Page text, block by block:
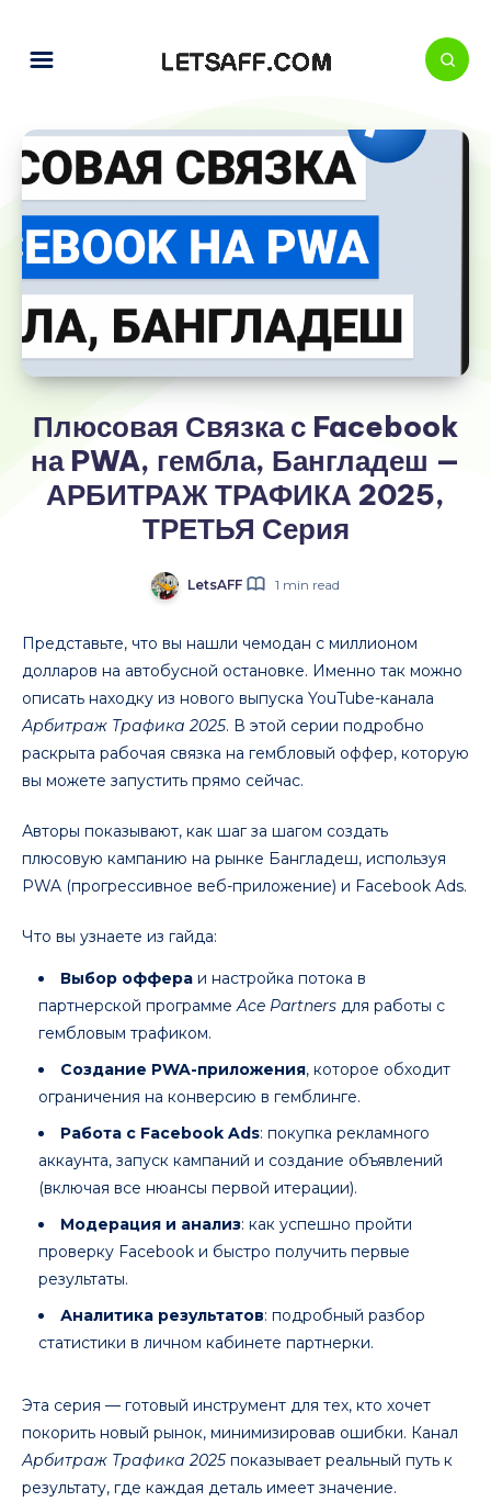
Плюсовая Связка с Facebook
на PWA, гембла, Бангладеш —
АРБИТРАЖ ТРАФИКА 2025,
ТРЕТЬЯ Серия
LetsAFF 1 min read
Представьте, что вы нашли чемодан с миллионом
долларов на автобусной остановке. Именно так можно
описать находку из нового выпуска YouTube-канала
Арбитраж Трафика 2025. В этой серии подробно
раскрыта рабочая связка на гембловый оффер, которую
вы можете запустить прямо сейчас.
Авторы показывают, как шаг за шагом создать
плюсовую кампанию на рынке Бангладеш, используя
PWA (прогрессивное веб-приложение) и Facebook Ads.
Что вы узнаете из гайда:
Выбор оффера и настройка потока в
партнерской программе Ace Partners для работы с
гембловым трафиком.
Создание PWA-приложения, которое обходит
ограничения на конверсию в гемблинге.
Работа с Facebook Ads: покупка рекламного
аккаунта, запуск кампаний и создание объявлений
(включая все нюансы первой итерации).
Модерация и анализ: как успешно пройти
проверку Facebook и быстро получить первые
результаты.
Аналитика результатов: подробный разбор
статистики в личном кабинете партнерки.
Эта серия — готовый инструмент для тех, кто хочет
покорить новый рынок, минимизировав ошибки. Канал
Арбитраж Трафика 2025 показывает реальный путь к
результату, где каждая деталь имеет значение.